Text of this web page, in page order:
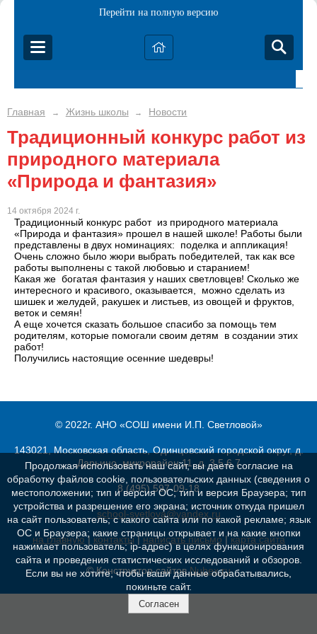
Перейти на полную версию
Главная → Жизнь школы → Новости
Традиционный конкурс работ из
природного материала
«Природа и фантазия»
14 октября 2024 г.
Традиционный конкурс работ из природного материала
«Природа и фантазия» прошел в нашей школе! Работы были
представлены в двух номинациях: поделка и аппликация!
Очень сложно было жюри выбрать победителей, так как все
работы выполнены с такой любовью и старанием!
Какая же богатая фантазия у наших светловцев! Сколько же
интересного и красивого, оказывается, можно сделать из
шишек и желудей, ракушек и листьев, из овощей и фруктов,
веток и семян!
А еще хочется сказать большое спасибо за помощь тем
родителям, которые помогали своим детям в создании этих
работ!
Получились настоящие осенние шедевры!
© 2022г. АНО «СОШ имени И.П. Светловой»
143021, Московская область, Одинцовский городской округ, д.
Дарьино, микрорайон 11, д. 3,5,6,7
8 (495) 597-09-18
school-svetlova@yandex.ru
на главную| контакты|написать письмо|карта сайта
© Конструктор сайтовNubex.ru
Продолжая использовать наш сайт, вы даете согласие на
обработку файлов cookie, пользовательских данных (сведения о
местоположении; тип и версия ОС; тип и версия Браузера; тип
устройства и разрешение его экрана; источник откуда пришел
на сайт пользователь; с какого сайта или по какой рекламе; язык
ОС и Браузера; какие страницы открывает и на какие кнопки
нажимает пользователь; ip-адрес) в целях функционирования
сайта и проведения статистических исследований и обзоров.
Если вы не хотите, чтобы ваши данные обрабатывались,
покиньте сайт.
Согласен